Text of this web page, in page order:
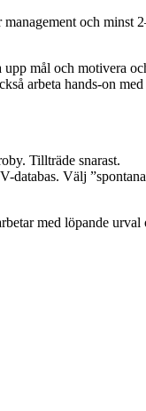
och minst
mål och motivera
arbeta hands-on
Tillträde snarast.
Välj
med löpande